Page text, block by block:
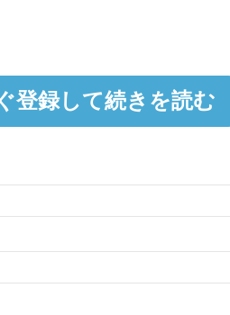
登録して続きを読む